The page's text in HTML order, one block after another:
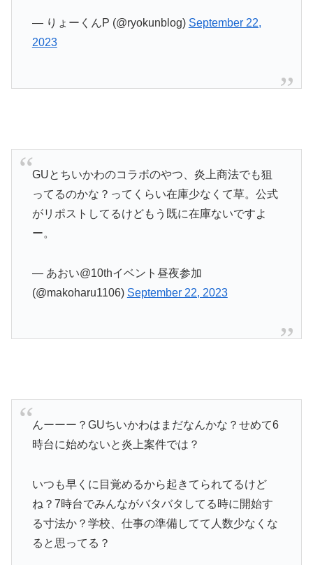
— りょーくんP (@ryokunblog) September 22,
2023
GUとちいかわのコラボのやつ、炎上商法でも狙
ってるのかな？ってくらい在庫少なくて草。公式
がリポストしてるけどもう既に在庫ないですよ
ー。
— あおい@10thイベント昼夜参加
(@makoharu1106) September 22, 2023
んーーー？GUちいかわはまだなんかな？せめて6
時台に始めないと炎上案件では？
いつも早くに目覚めるから起きてられてるけど
ね？7時台でみんながバタバタしてる時に開始す
る寸法か？学校、仕事の準備してて人数少なくな
ると思ってる？